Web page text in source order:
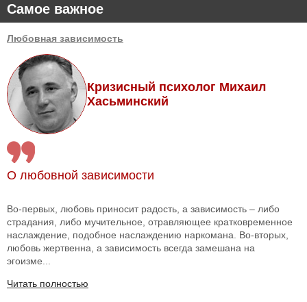
Самое важное
Любовная зависимость
Кризисный психолог Михаил
Хасьминский
О любовной зависимости
Во-первых, любовь приносит радость, а зависимость – либо
страдания, либо мучительное, отравляющее кратковременное
наслаждение, подобное наслаждению наркомана. Во-вторых,
любовь жертвенна, а зависимость всегда замешана на
эгоизме...
Читать полностью